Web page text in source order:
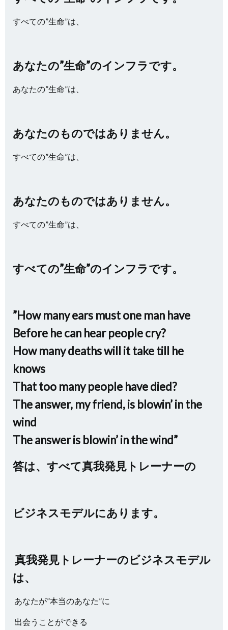
すべての”生命”は、
あなたの”生命”のインフラです。
あなたの”生命”は、
あなたのものではありません。
すべての”生命”は、
あなたのものではありません。
すべての”生命”は、
すべての”生命”のインフラです。
”How many ears must one man have
Before he can hear people cry?
How many deaths will it take till he
knows
That too many people have died?
The answer, my friend, is blowin’ in the
wind
The answer is blowin’ in the wind”
答は、すべて真我発見トレーナーの
ビジネスモデルにあります。
真我発見トレーナーのビジネスモデル
は、
あなたが”本当のあなた”に
出会うことができる